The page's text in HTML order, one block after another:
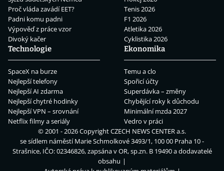
Proč vláda zavádí EET?
Padni komu padni
Výpověď z práce vzor
Divoký kačer
Tenis 2026
F1 2026
Atletika 2026
Cyklistika 2026
Technologie
SpaceX na burze
Nejlepší telefony
Nejlepší AI zdarma
Nejlepší chytré hodinky
Nejlepší VPN – srovnání
Netflix filmy a seriály
Ekonomika
Temu a clo
Spořicí účty
Superdávka – změny
Chybějící roky k důchodu
Minimální mzda 2027
Vedro v práci
© 2001 - 2026 CopyrightCZECH NEWS CENTER a.s.
se sídlem náměstí Marie Schmolkové 3493/1, 100 00 Praha 10 -
Strašnice, IČO: 02346826, zapsána v OR, sp.zn. B 19490 a dodavatelé
obsahu